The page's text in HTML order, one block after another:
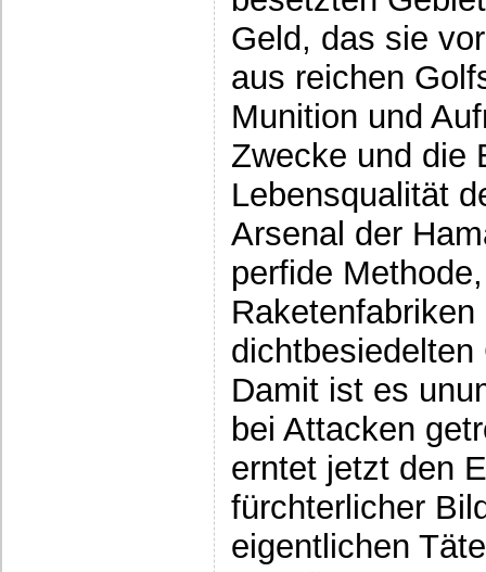
Geld, das sie
aus reichen
Munition und
Zwecke und die
Lebensqualität
Arsenal der
perfide
Damit ist es
bei Attacken
erntet jetzt den
fürchterlicher
eigentlichen